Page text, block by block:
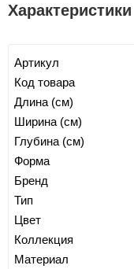
Характеристики
Артикул
Код товара
Длина (см)
Ширина (см)
Глубина (см)
Форма
Бренд
Тип
Цвет
Коллекция
Материал